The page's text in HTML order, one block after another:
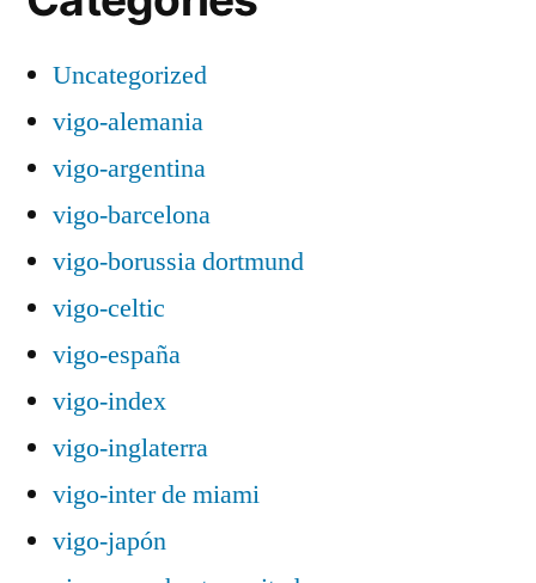
Uncategorized
vigo-alemania
vigo-argentina
vigo-barcelona
vigo-borussia dortmund
vigo-celtic
vigo-españa
vigo-index
vigo-inglaterra
vigo-inter de miami
vigo-japón